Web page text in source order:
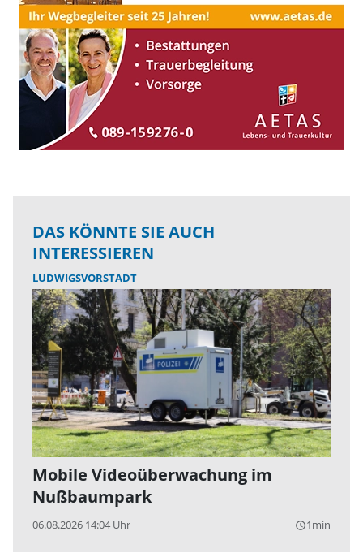
DAS KÖNNTE SIE AUCH
INTERESSIEREN
LUDWIGSVORSTADT
Mobile Videoüberwachung im
Nußbaumpark
06.08.2026 14:04 Uhr query_builder1min